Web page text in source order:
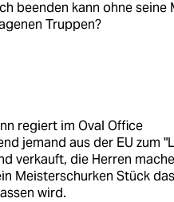
beenden kann ohne seine
Truppen?
regiert im Oval Office
jemand aus der EU zum
verkauft, die Herren
Meisterschurken Stück
wird.